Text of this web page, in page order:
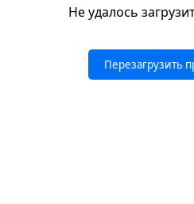
Не удалось
Перезагрузить